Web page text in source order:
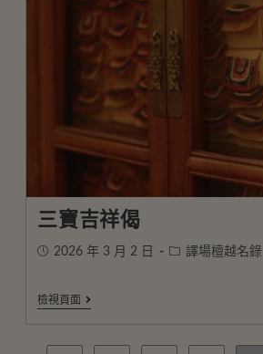
三寶吉祥偈
2026 年 3 月 2 日 譯場檀越名錄
檢視頁面